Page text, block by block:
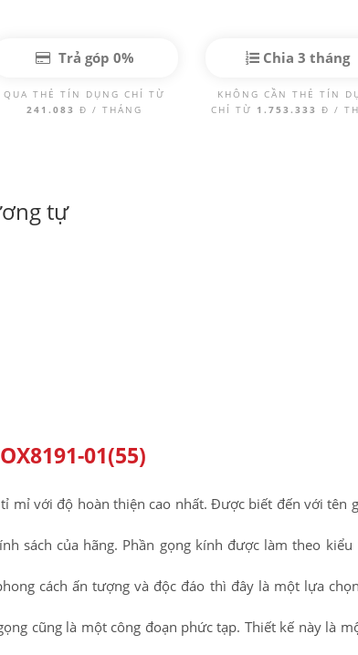
Trả góp 0%
QUA THẺ TÍN DỤNG CHỈ TỪ
241.083Đ / THÁNG
Chia 3 tháng
KHÔNG CẦN THẺ TÍN
CHỈ TỪ 1.753.333Đ /
tự
01(55)
mỉ với độ hoàn thiện cao nhất. Được biết đến với tên
sách của hãng. Phần gọng kính được làm theo
cách ấn tượng và độc đáo thì đây là một lựa
cũng là một công đoạn phức tạp. Thiết kế này là